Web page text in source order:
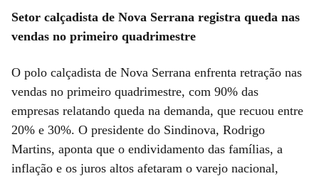
Setor calçadista de Nova Serrana registra queda nas
vendas no primeiro quadrimestre
O polo calçadista de Nova Serrana enfrenta retração nas
vendas no primeiro quadrimestre, com 90% das
empresas relatando queda na demanda, que recuou entre
20% e 30%. O presidente do Sindinova, Rodrigo
Martins, aponta que o endividamento das famílias, a
inflação e os juros altos afetaram o varejo nacional,